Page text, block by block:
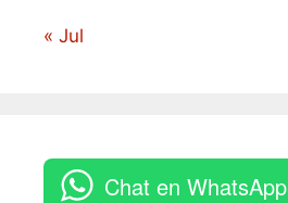
« Jul
Chat en WhatsApp